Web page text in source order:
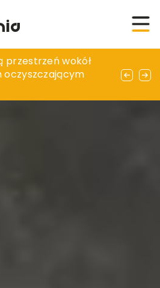
ekspres do kawy dla
przestrzeń wokół
oczyszczającym
zaopatrzony outlet z